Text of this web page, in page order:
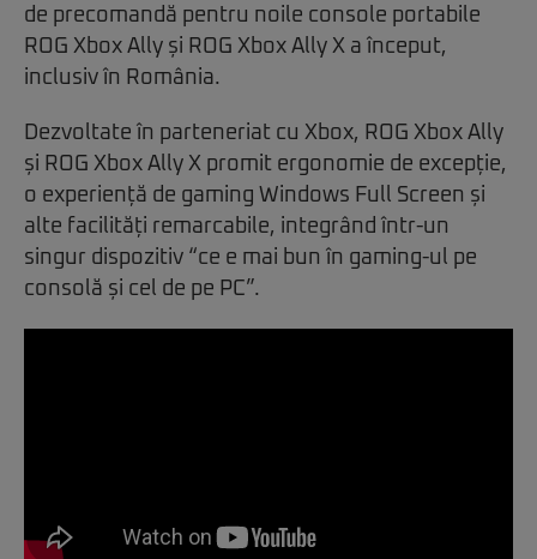
de precomandă pentru noile console portabile
ROG Xbox Ally și ROG Xbox Ally X a început,
inclusiv în România.
Dezvoltate în parteneriat cu Xbox, ROG Xbox Ally
și ROG Xbox Ally X promit ergonomie de excepție,
o experiență de gaming Windows Full Screen și
alte facilități remarcabile, integrând într-un
singur dispozitiv “ce e mai bun în gaming-ul pe
consolă și cel de pe PC”.